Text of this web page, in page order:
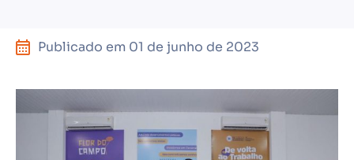
Publicado em 01 de junho de 2023